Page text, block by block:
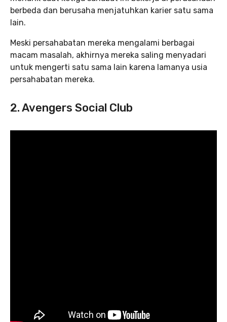
berbeda dan berusaha menjatuhkan karier satu sama
lain.
Meski persahabatan mereka mengalami berbagai
macam masalah, akhirnya mereka saling menyadari
untuk mengerti satu sama lain karena lamanya usia
persahabatan mereka.
2. Avengers Social Club